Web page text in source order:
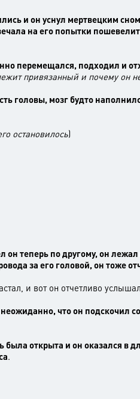
и он уснул мертвецким
на его попытки
перемещался, подходил и
привязанный и почему он
головы, мозг будто
остановилось)
теперь по другому, он
за его головой, он тоже
и вот он отчетливо
что он подскочил
открыта и он оказался
.